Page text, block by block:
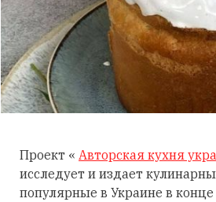
Проект « Авторская кухня
исследует и издает
популярные в Украине в конце